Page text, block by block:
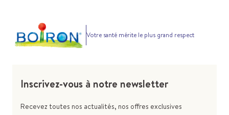
Votre santé mérite le plus grand respect
Inscrivez-vous à notre newsletter
Recevez toutes nos actualités, nos offres exclusives